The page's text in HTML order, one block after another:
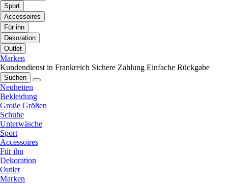
Sport
Accessoires
Für ihn
Dekoration
Outlet
Marken
Kundendienst in Frankreich Sichere Zahlung Einfache Rückgabe
Suchen
Neuheiten
Bekleidung
Große Größen
Schuhe
Unterwäsche
Sport
Accessoires
Für ihn
Dekoration
Outlet
Marken